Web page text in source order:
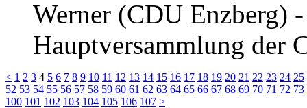
Werner (CDU Enzberg)
Hauptversammlung der
< 1 2 3 4 5 6 7 8 9 10 11 12 13 14 15 16 17 18 19 20 21 22 23 24 25
52 53 54 55 56 57 58 59 60 61 62 63 64 65 66 67 68 69 70 71 72 73
100 101 102 103 104 105 106 107 >